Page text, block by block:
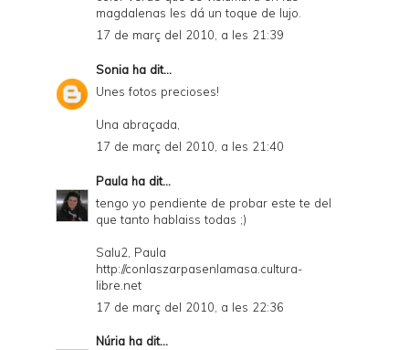
magdalenas les dá un toque de lujo.
17 de març del 2010, a les 21:39
Sonia ha dit...
Unes fotos precioses!
Una abraçada,
17 de març del 2010, a les 21:40
Paula ha dit...
tengo yo pendiente de probar este te del
que tanto hablaiss todas ;)
Salu2, Paula
http://conlaszarpasenlamasa.cultura-
libre.net
17 de març del 2010, a les 22:36
Núria ha dit...